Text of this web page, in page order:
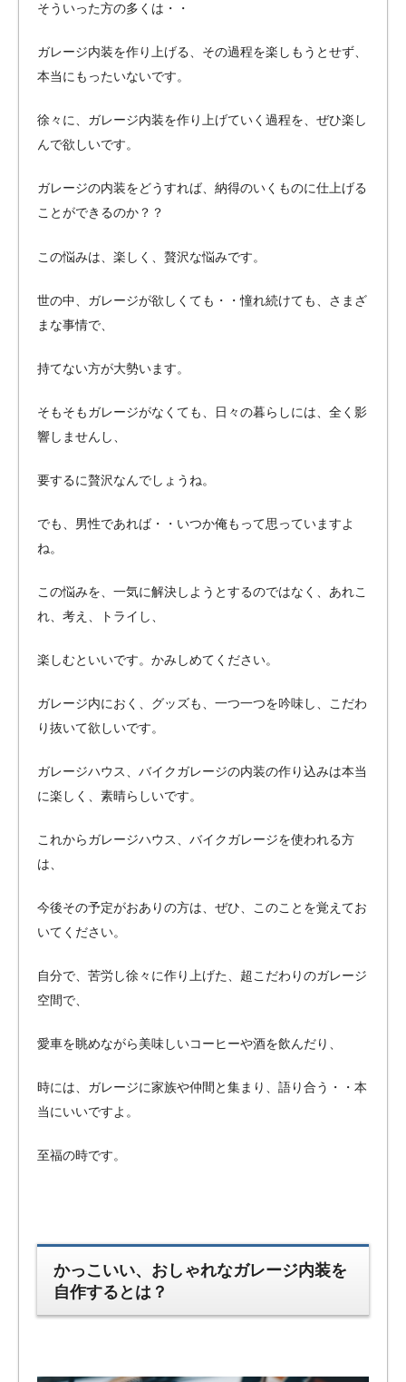
そういった方の多くは・・
ガレージ内装を作り上げる、その過程を楽しもうとせず、
本当にもったいないです。
徐々に、ガレージ内装を作り上げていく過程を、ぜひ楽し
んで欲しいです。
ガレージの内装をどうすれば、納得のいくものに仕上げる
ことができるのか？？
この悩みは、楽しく、贅沢な悩みです。
世の中、ガレージが欲しくても・・憧れ続けても、さまざ
まな事情で、
持てない方が大勢います。
そもそもガレージがなくても、日々の暮らしには、全く影
響しませんし、
要するに贅沢なんでしょうね。
でも、男性であれば・・いつか俺もって思っていますよ
ね。
この悩みを、一気に解決しようとするのではなく、あれこ
れ、考え、トライし、
楽しむといいです。かみしめてください。
ガレージ内におく、グッズも、一つ一つを吟味し、こだわ
り抜いて欲しいです。
ガレージハウス、バイクガレージの内装の作り込みは本当
に楽しく、素晴らしいです。
これからガレージハウス、バイクガレージを使われる方
は、
今後その予定がおありの方は、ぜひ、このことを覚えてお
いてください。
自分で、苦労し徐々に作り上げた、超こだわりのガレージ
空間で、
愛車を眺めながら美味しいコーヒーや酒を飲んだり、
時には、ガレージに家族や仲間と集まり、語り合う・・本
当にいいですよ。
至福の時です。
かっこいい、おしゃれなガレージ内装を
自作するとは？